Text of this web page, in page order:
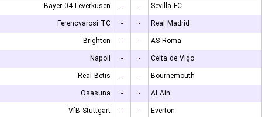
Bayer 04 Leverkusen
- -
Sevilla FC
Ferencvarosi TC
- -
Real Madrid
Brighton
- -
AS Roma
Napoli
- -
Celta de Vigo
Real Betis
- -
Bournemouth
Osasuna
- -
Al Ain
VfB Stuttgart
- -
Everton